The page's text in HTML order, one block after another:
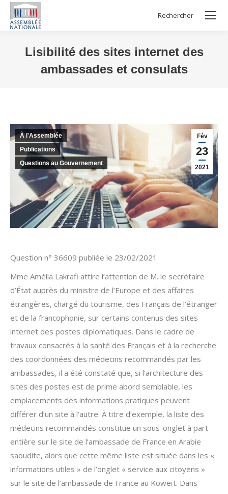
Search:
Rechercher
Lisibilité des sites internet des
ambassades et consulats
Fév
23
2021
À l'Assemblée
Publications
Questions au Gouvernement
Question n° 36609 publiée le 23/02/2021
Mme Amélia Lakrafi attire l’attention de M. le secrétaire
d’État auprès du ministre de l’Europe et des affaires
étrangères, chargé du tourisme, des Français de l’étranger
et de la francophonie, sur certains contenus des sites
internet des postes diplomatiques. Dans le cadre de
travaux consacrés à la santé des Français et à la recherche
des coordonnées des médecins recommandés par les
ambassades, il a été constaté que, si l’architecture des
sites des postes est de prime abord semblable, les
emplacements des informations pratiques peuvent
différer d’un site à l’autre. À titre d’exemple, la liste des
médecins recommandés constitue un sous-onglet à part
entière sur le site de l’ambassade de France en Arabie
saoudite, alors que cette même liste est située dans les «
informations utiles » de l’onglet « service aux citoyens »
sur le site de l’ambassade de France au Koweït. Dans